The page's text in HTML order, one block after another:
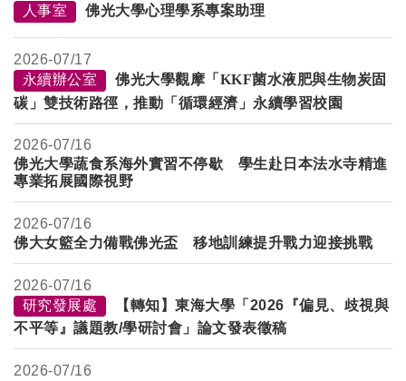
人事室
佛光大學心理學系專案助理
2026-07/17
永續辦公室
佛光大學觀摩「KKF菌水液肥與生物炭固
碳」雙技術路徑，推動「循環經濟」永續學習校園
2026-07/16
佛光大學蔬食系海外實習不停歇 學生赴日本法水寺精進
專業拓展國際視野
2026-07/16
佛大女籃全力備戰佛光盃 移地訓練提升戰力迎接挑戰
2026-07/16
研究發展處
【轉知】東海大學「2026『偏見、歧視與
不平等』議題教/學研討會」論文發表徵稿
2026-07/16